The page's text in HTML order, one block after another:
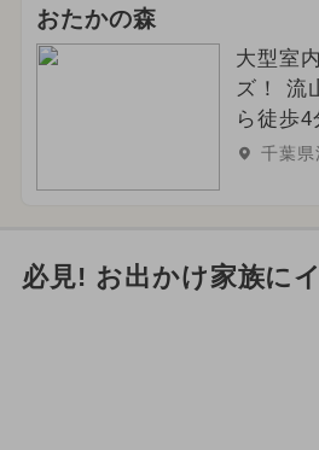
おたかの森
大型室
ズ！ 流
ら徒歩4
千葉県
必見! お出かけ家族に